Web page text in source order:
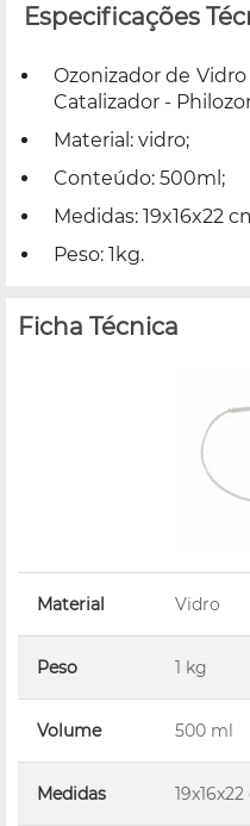
Especificações
Ozonizador de
Catalizador -
Material: vidro;
Conteúdo: 500ml;
Medidas: 19x16x22
Peso: 1kg.
Ficha Técnica
Material Vidro
Peso 1 kg
Volume 500 ml
Medidas